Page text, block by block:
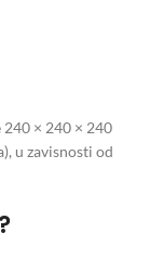
× 240 × 240
u zavisnosti od